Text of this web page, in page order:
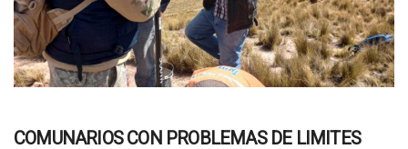
COMUNARIOS CON PROBLEMAS DE LIMITES